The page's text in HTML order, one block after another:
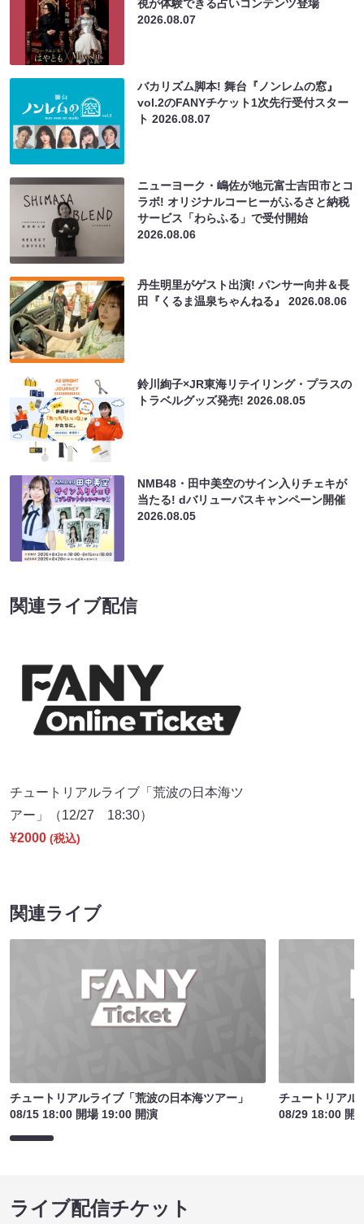
視が体験できる占いコンテンツ登場
2026.08.07
バカリズム脚本! 舞台『ノンレムの窓』
vol.2のFANYチケット1次先行受付スター
ト2026.08.07
ニューヨーク・嶋佐が地元富士吉田市とコ
ラボ! オリジナルコーヒーがふるさと納税
サービス「わらふる」で受付開始
2026.08.06
丹生明里がゲスト出演! パンサー向井＆長
田『くるま温泉ちゃんねる』2026.08.06
鈴川絢子×JR東海リテイリング・プラスの
トラベルグッズ発売!2026.08.05
NMB48・田中美空のサイン入りチェキが
当たる! dバリューパスキャンペーン開催
2026.08.05
関連ライブ配信
チュートリアルライブ「荒波の日本海ツ
アー」（12/27 18:30）
¥2000 (税込)
関連ライブ
チュートリアルライブ「荒波の日本海ツアー」
08/15 18:00 開場 19:00 開演
チュートリアル
08/29 18:00 開
ライブ配信チケット